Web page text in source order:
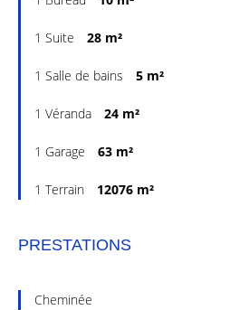
1 Suite 28 m²
1 Salle de bains 5 m²
1 Véranda 24 m²
1 Garage 63 m²
1 Terrain 12076 m²
PRESTATIONS
Cheminée